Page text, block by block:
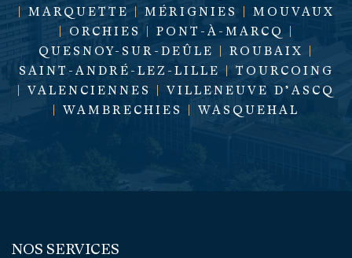
MARQUETTE MÉRIGNIES
MOUVAUX
ORCHIES PONT-À-MARCQ
QUESNOY-SUR-DEÛLE
ROUBAIX
SAINT-ANDRÉ-LEZ-LILLE
TOURCOING
VALENCIENNES
VILLENEUVE D’ASCQ
WAMBRECHIES WASQUEHAL
NOS SERVICES